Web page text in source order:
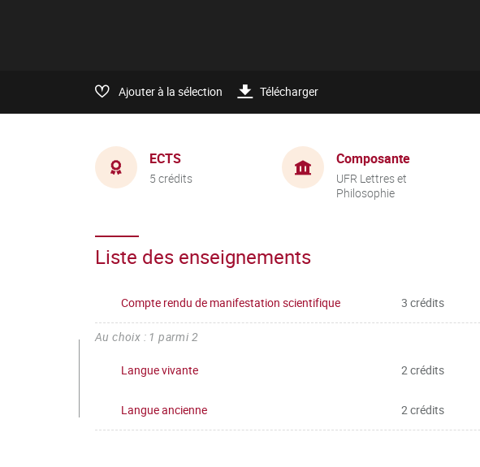
Ajouter à la sélection Télécharger
ECTS
5 crédits
Composante
UFR Lettres et
Philosophie
Liste des enseignements
Compte rendu de manifestation scientifique 3 crédits
Au choix : 1 parmi 2
Langue vivante 2 crédits
Langue ancienne 2 crédits